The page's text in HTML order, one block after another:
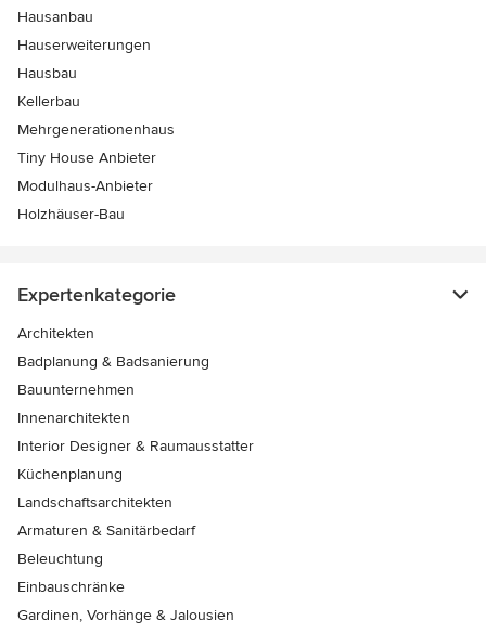
Hausanbau
Hauserweiterungen
Hausbau
Kellerbau
Mehrgenerationenhaus
Tiny House Anbieter
Modulhaus-Anbieter
Holzhäuser-Bau
Expertenkategorie
Architekten
Badplanung & Badsanierung
Bauunternehmen
Innenarchitekten
Interior Designer & Raumausstatter
Küchenplanung
Landschaftsarchitekten
Armaturen & Sanitärbedarf
Beleuchtung
Einbauschränke
Gardinen, Vorhänge & Jalousien